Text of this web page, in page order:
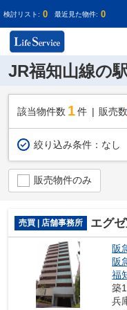
検討リスト: 0 最近見た物件: 0
JR福知山線の
該当物件数 1件 販売数
絞り込み条件： なし
販売物件のみ
売買 | 店舗事務所 エグ
阪
阪
福
築
兵